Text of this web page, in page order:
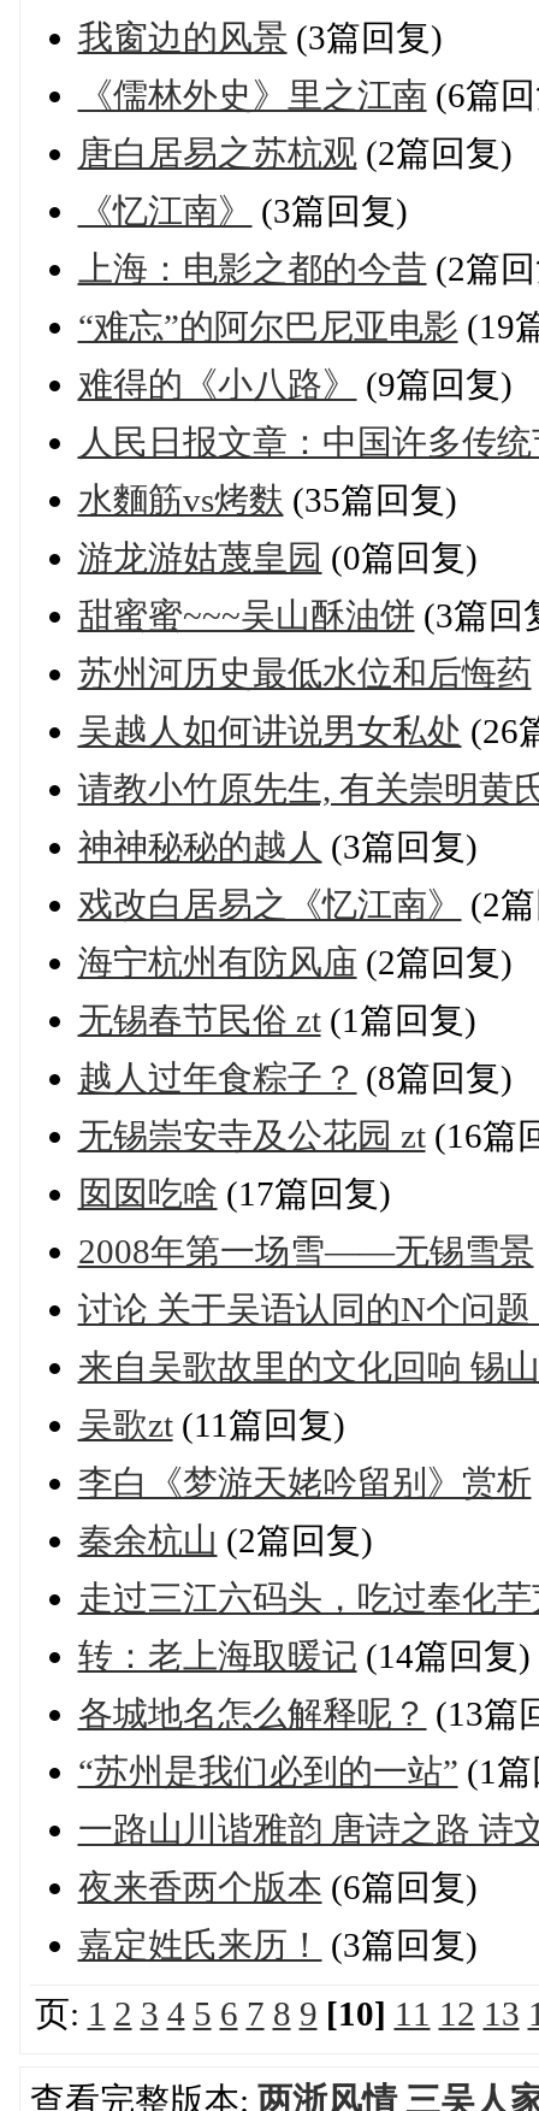
我窗边的风景 (3篇回复)
《儒林外史》里之江南 (6篇
唐白居易之苏杭观(2篇回复)
《忆江南》
(3篇回复)
上海：电影之都的今昔 (2篇
“难忘”的阿尔巴尼亚电影 (19
难得的《小八路》
(9篇回复)
人民日报文章：中国许多传
水麵筋vs烤麩 (35篇回复)
游龙游姑蔑皇园 (0篇回复)
甜蜜蜜~~~吴山酥油饼 (3篇回
苏州河历史最低水位和后悔药
吴越人如何讲说男女私处 (26
请教小竹原先生, 有关崇明黄
神神秘秘的越人 (3篇回复)
戏改白居易之《忆江南》
(2
海宁杭州有防风庙 (2篇回复)
无锡春节民俗 zt(1篇回复)
越人过年食粽子？ (8篇回复)
无锡崇安寺及公花园 zt(16篇
囡囡吃啥 (17篇回复)
2008年第一场雪——无锡雪景
讨论 关于吴语认同的N个问
来自吴歌故里的文化回响 锡
吴歌zt(11篇回复)
李白《梦游天姥吟留别》赏析
秦余杭山 (2篇回复)
走过三江六码头，吃过奉化
转：老上海取暖记 (14篇回复)
各城地名怎么解释呢？ (13篇
“苏州是我们必到的一站” (1
一路山川谐雅韵 唐诗之路 诗
夜来香两个版本 (6篇回复)
嘉定姓氏来历！
(3篇回复)
页: 1 2 3 4 5 6 7 8 9 [10] 11 12 13
查看完整版本: 两浙风情 三吴人